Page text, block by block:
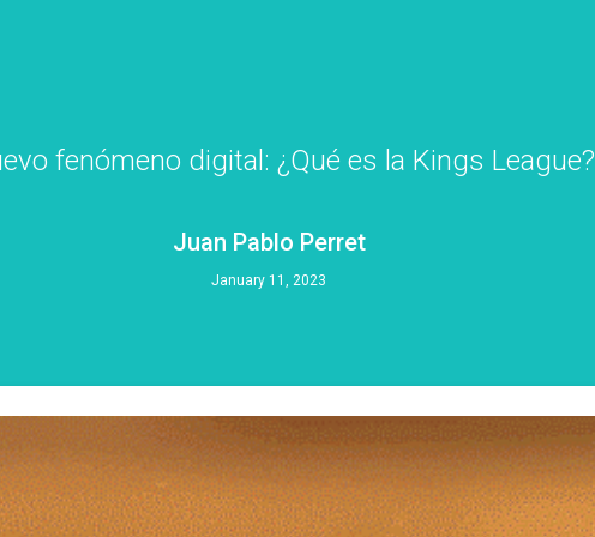
fenómeno digital: ¿Qué es la Kings League?
Juan Pablo Perret
January 11, 2023